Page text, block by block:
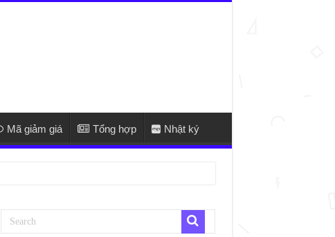
Mã giảm giá Tổng hợp Nhật ký